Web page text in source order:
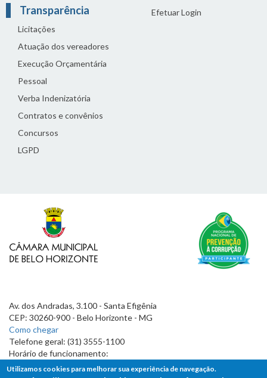
Transparência
Licitações
Atuação dos vereadores
Execução Orçamentária
Pessoal
Verba Indenizatória
Contratos e convênios
Concursos
LGPD
Efetuar Login
Av. dos Andradas, 3.100 - Santa Efigênia
CEP: 30260-900 - Belo Horizonte - MG
Como chegar
Telefone geral: (31) 3555-1100
Horário de funcionamento:
7h às 19h
Utilizamos cookies para melhorar sua experiência de navegação.